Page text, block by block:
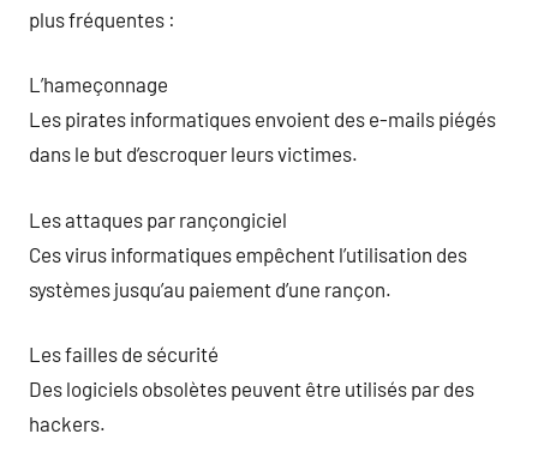
plus fréquentes :
L’hameçonnage
Les pirates informatiques envoient des e-mails piégés
dans le but d’escroquer leurs victimes.
Les attaques par rançongiciel
Ces virus informatiques empêchent l’utilisation des
systèmes jusqu’au paiement d’une rançon.
Les failles de sécurité
Des logiciels obsolètes peuvent être utilisés par des
hackers.